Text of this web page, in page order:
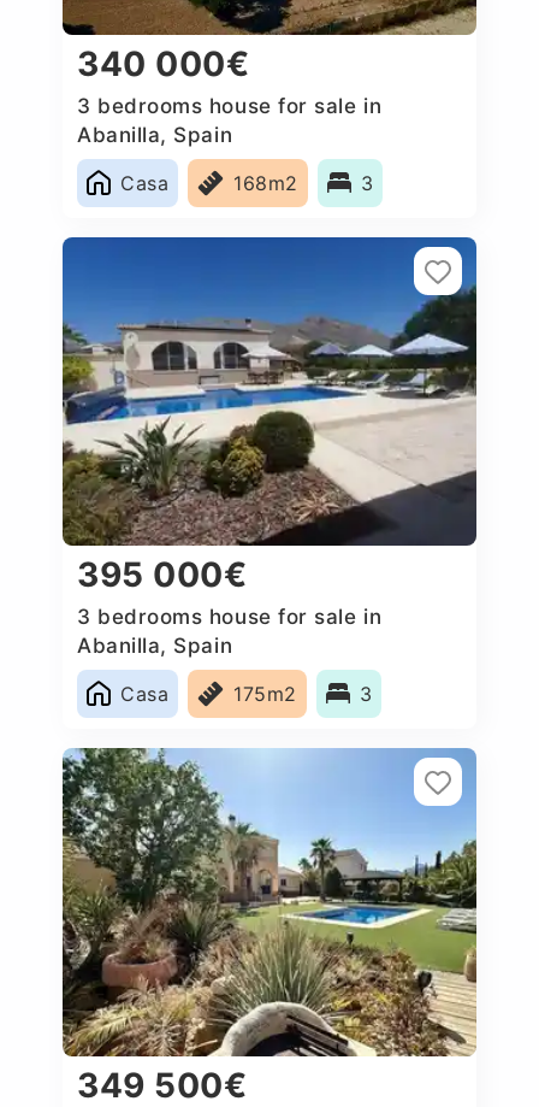
340 000€
3 bedrooms house for sale in
Abanilla, Spain
Casa
168m2 3
395 000€
3 bedrooms house for sale in
Abanilla, Spain
Casa
175m2 3
349 500€